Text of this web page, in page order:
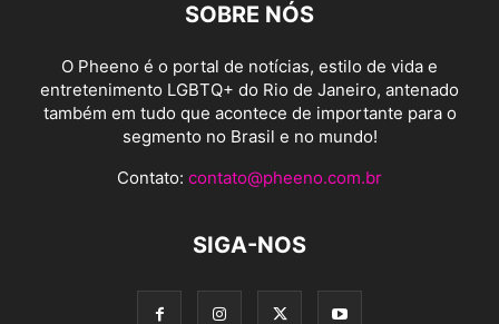
SOBRE NÓS
O Pheeno é o portal de notícias, estilo de vida e
entretenimento LGBTQ+ do Rio de Janeiro, antenado
também em tudo que acontece de importante para o
segmento no Brasil e no mundo!
Contato: contato@pheeno.com.br
SIGA-NOS